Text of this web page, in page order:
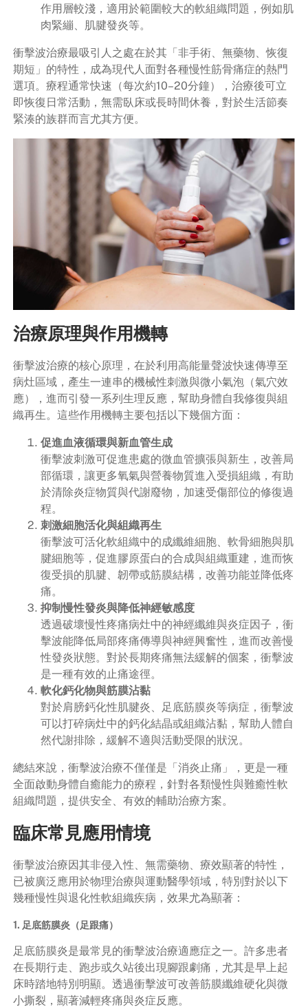
作用層較淺，適用於範圍較大的軟組織問題，例如肌
肉緊繃、肌腱發炎等。
衝擊波治療最吸引人之處在於其「非手術、無藥物、恢復
期短」的特性，成為現代人面對各種慢性筋骨痛症的熱門
選項。療程通常快速（每次約10–20分鐘），治療後可立
即恢復日常活動，無需臥床或長時間休養，對於生活節奏
緊湊的族群而言尤其方便。
治療原理與作用機轉
衝擊波治療的核心原理，在於利用高能量聲波快速傳導至
病灶區域，產生一連串的機械性刺激與微小氣泡（氣穴效
應），進而引發一系列生理反應，幫助身體自我修復與組
織再生。這些作用機轉主要包括以下幾個方面：
促進血液循環與新血管生成
衝擊波刺激可促進患處的微血管擴張與新生，改善局
部循環，讓更多氧氣與營養物質進入受損組織，有助
於清除炎症物質與代謝廢物，加速受傷部位的修復過
程。
刺激細胞活化與組織再生
衝擊波可活化軟組織中的成纖維細胞、軟骨細胞與肌
腱細胞等，促進膠原蛋白的合成與組織重建，進而恢
復受損的肌腱、韌帶或筋膜結構，改善功能並降低疼
痛。
抑制慢性發炎與降低神經敏感度
透過破壞慢性疼痛病灶中的神經纖維與炎症因子，衝
擊波能降低局部疼痛傳導與神經興奮性，進而改善慢
性發炎狀態。對於長期疼痛無法緩解的個案，衝擊波
是一種有效的止痛途徑。
軟化鈣化物與筋膜沾黏
對於肩膀鈣化性肌腱炎、足底筋膜炎等病症，衝擊波
可以打碎病灶中的鈣化結晶或組織沾黏，幫助人體自
然代謝排除，緩解不適與活動受限的狀況。
總結來說，衝擊波治療不僅僅是「消炎止痛」，更是一種
全面啟動身體自癒能力的療程，針對各類慢性與難癒性軟
組織問題，提供安全、有效的輔助治療方案。
臨床常見應用情境
衝擊波治療因其非侵入性、無需藥物、療效顯著的特性，
已被廣泛應用於物理治療與運動醫學領域，特別對於以下
幾種慢性與退化性軟組織疾病，效果尤為顯著：
1. 足底筋膜炎（足跟痛）
足底筋膜炎是最常見的衝擊波治療適應症之一。許多患者
在長期行走、跑步或久站後出現腳跟劇痛，尤其是早上起
床時踏地特別明顯。透過衝擊波可改善筋膜纖維硬化與微
小撕裂，顯著減輕疼痛與炎症反應。